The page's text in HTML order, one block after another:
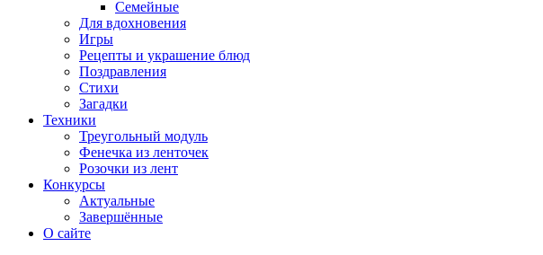
Семейные
Для вдохновения
Игры
Рецепты и украшение блюд
Поздравления
Стихи
Загадки
Техники
Треугольный модуль
Фенечка из ленточек
Розочки из лент
Конкурсы
Актуальные
Завершённые
О сайте